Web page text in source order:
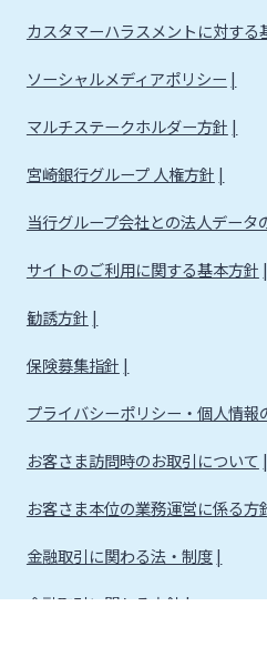
カスタマーハラスメントに対する
ソーシャルメディアポリシー
マルチステークホルダー方針
宮崎銀行グループ 人権方針
当行グループ会社との法人データ
サイトのご利用に関する基本方針
勧誘方針
保険募集指針
プライバシーポリシー・個人情報
お客さま訪問時のお取引について
お客さま本位の業務運営に係る方
金融取引に関わる法・制度
金融取引に関わる方針